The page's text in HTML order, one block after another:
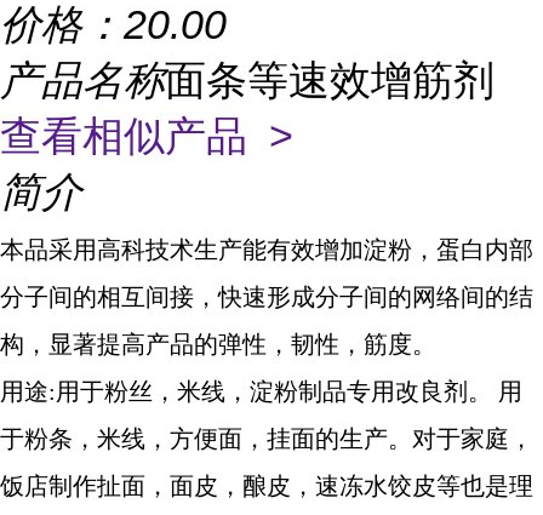
价格： 20.00
产品名称面条等速效增筋剂
查看相似产品 >
简介
本品采用高科技术生产能有效增加淀粉，蛋白内部
分子间的相互间接，快速形成分子间的网络间的结
构，显著提高产品的弹性，韧性，筋度。
用途:用于粉丝，米线，淀粉制品专用改良剂。 用
于粉条，米线，方便面，挂面的生产。对于家庭，
饭店制作扯面，面皮，酿皮，速冻水饺皮等也是理